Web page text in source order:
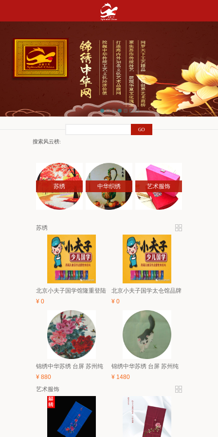
搜索风云榜:
苏绣 中华织绣 艺术服饰
苏绣
北京小夫子国学馆隆重登陆
活动开始啦！
¥ 0
北京小夫子国学太仓馆品牌
营简介
¥ 0
锦绣中华苏绣 台屏 苏州纯
装饰画 礼品
¥ 880
锦绣中华苏绣 台屏 苏州纯
装饰画 礼品
¥ 1480
艺术服饰